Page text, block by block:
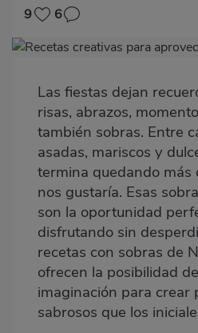
9
6
Imagen
Body
Las fiestas dejan
risas, abrazos,
también sobras. Entre
asadas, mariscos y
termina quedando más
nos gustaría. Esas
son la oportunidad
disfrutando sin
recetas con sobras de
ofrecen la posibilidad
imaginación para crear
sabrosos que los